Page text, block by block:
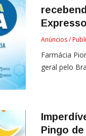
Expresso
Anúncios /
Farmácia
geral pelo
Pingo